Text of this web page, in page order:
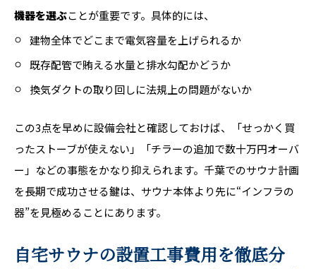
機器を選ぶことが重要です。具体的には、
建物全体でどこまで電気容量を上げられるか
既存配管で賄える水量と排水勾配かどうか
換気ダクトの取り回しに法規上の問題がないか
この3点を早めに設備会社と確認しておけば、「せっかく買
ったストーブが使えない」「チラーの追加で数十万円オーバ
ー」などの事態をかなり抑えられます。千葉でのサウナ計画
を長期で成功させる鍵は、サウナ本体より先に“インフラの
器”を見極めることにあります。
自宅サウナの設置工事費用を徹底分